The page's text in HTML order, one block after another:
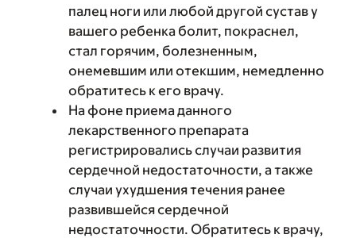
палец ноги или любой другой сустав у
вашего ребенка болит, покраснел,
стал горячим, болезненным,
онемевшим или отекшим, немедленно
обратитесь к его врачу.
На фоне приема данного
лекарственного препарата
регистрировались случаи развития
сердечной недостаточности, а также
случаи ухудшения течения ранее
развившейся сердечной
недостаточности. Обратитесь к врачу,